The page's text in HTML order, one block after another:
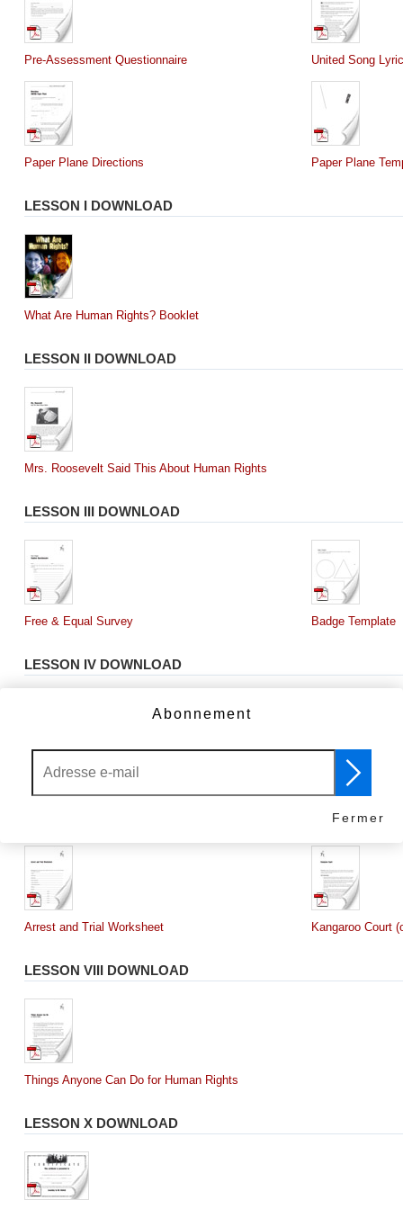
Pre-Assessment Questionnaire United Song
Paper Plane Directions Paper Plane
LESSON I DOWNLOAD
What Are Human Rights? Booklet
LESSON II DOWNLOAD
Mrs. Roosevelt Said This About Human Rights
LESSON III DOWNLOAD
Free & Equal Survey Badge Template
LESSON IV DOWNLOAD
You Are the Problem Solver
Arrest and Trial Worksheet Kangaroo Court
LESSON VIII DOWNLOAD
Things Anyone Can Do for Human Rights
LESSON X DOWNLOAD
Abonnement
Fermer